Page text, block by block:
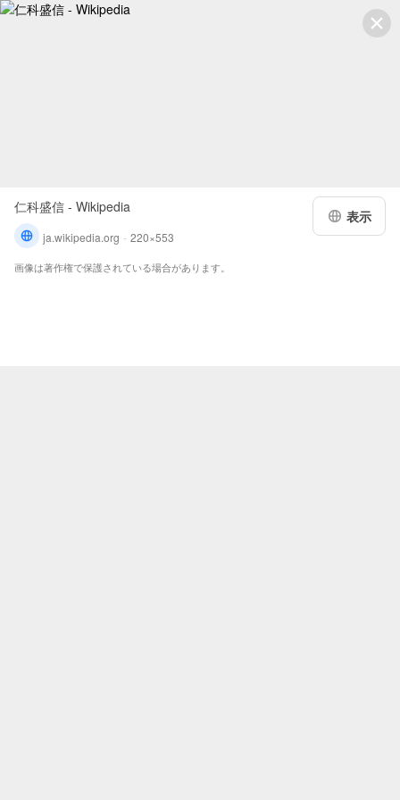
仁科盛信 - Wikipedia
表示
ja.wikipedia.org 220×553
画像は著作権で保護されている場合があります。